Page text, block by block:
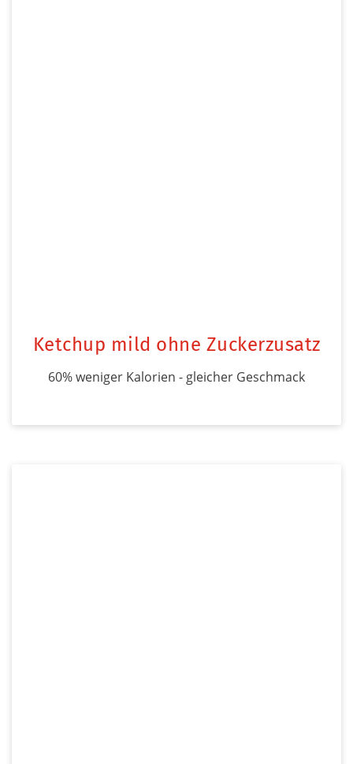
Ketchup mild ohne Zuckerzusatz
60% weniger Kalorien - gleicher Geschmack